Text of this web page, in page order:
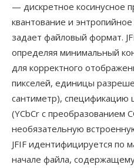
— дискретное косинусное
квантование и
задает файловый формат.
определяя минимальный
для корректного
пикселей, единицы
сантиметр), спецификацию
(YCbCr с преобразованием
необязательную
JFIF идентифицируется по
начале файла,